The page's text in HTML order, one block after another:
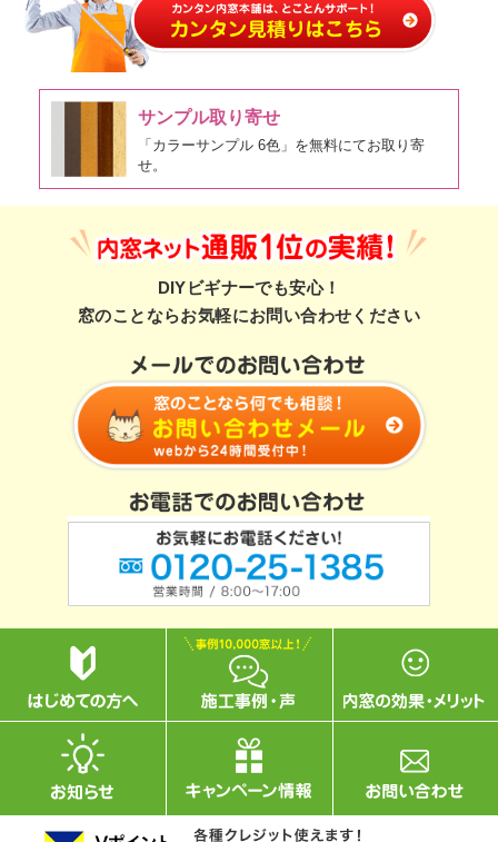
サンプル取り寄せ
「カラーサンプル 6色」を無料にてお取り寄
せ。
DIYビギナーでも安心！
窓のことならお気軽にお問い合わせください